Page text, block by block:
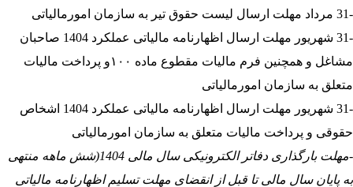
-31 مرداد مهلت ارسال ليست حقوق تیر به سازمان امورمالیاتی
-31 شهریور مهلت ارسال اظهارنامه مالیاتی عملکرد 1404 صاحبان
مشاغل و همچنین فرم مالیات مقطوع ماده ۱۰۰و پرداخت مالیات
متعلق به سازمان امورمالیاتی
-31 شهریور مهلت ارسال اظهارنامه مالیاتی عملکرد 1404 اشخاص
حقوقی و پرداخت مالیات متعلق به سازمان امورمالیاتی
-مهلت بارگذاری دفاتر الکترونیکی سال مالی 1404(شش ماهه منتهی
به پایان سال مالی تا قبل از انقضای مهلت تسلیم اظهارنامه مالیاتی